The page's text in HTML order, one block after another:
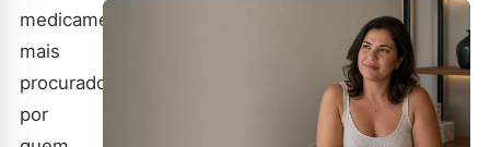
medicamentos
mais
procurados
por